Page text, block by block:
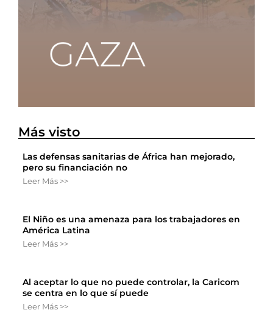
Más visto
Las defensas sanitarias de África han mejorado,
pero su financiación no
Leer Más >>
El Niño es una amenaza para los trabajadores en
América Latina
Leer Más >>
Al aceptar lo que no puede controlar, la Caricom
se centra en lo que sí puede
Leer Más >>